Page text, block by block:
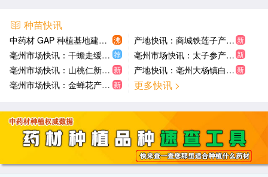
种苗快讯
沸
新
荐
新
新
新
新
中药材 GAP 种植基地建设的重要性
产地快讯：商城铁莲子产新平稳 玉林五味子供求平衡 凌源益母草大量产新
亳州市场快讯：干蟾走缓价疲 九香虫需求不旺 黑蜘蛛低迷 刀豆壳交易清淡
亳州市场快讯：太子参产新上市行情转稳 瓜蒌坚挺 阿魏上浮 百合大量上市价跌
亳州市场快讯：山桃仁新陈叠加走动缓慢 草果稳中有落 冬虫夏草小幅下滑 西红花寻货增多
产地快讯：亳州大杨镇白芷新货上市鲜货2.4元 山西万荣防风丹参价稳 河南嵩县茜草皂角刺平稳
亳州市场快讯：金蝉花产新收尾价回落 八角莲坚挺 金果榄稻芽荔枝核走销低迷
更多快讯 >